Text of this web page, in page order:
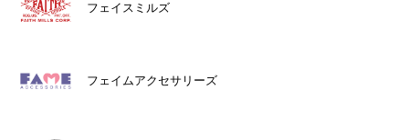
フェイスミルズ
フェイムアクセサリーズ